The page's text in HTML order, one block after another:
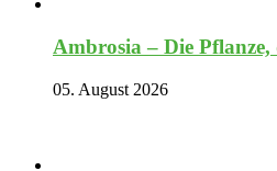
Ambrosia – Die
05. August 2026